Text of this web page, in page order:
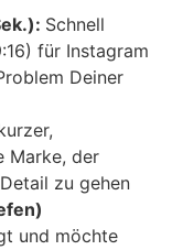
Schnell
für Instagram
Deiner
Marke, der
zu gehen
und möchte